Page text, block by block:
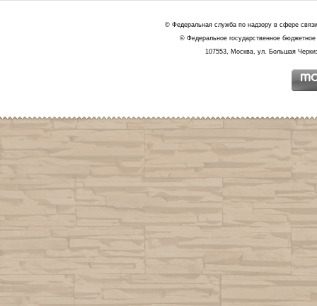
© Федеральная служба по надзору в сфере
© Федеральное государственное
107553, Москва, ул. Большая